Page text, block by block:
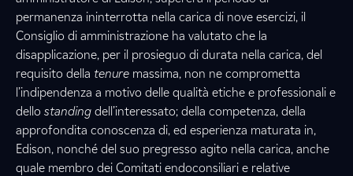
permanenza ininterrotta nella carica di nove esercizi, il
Consiglio di amministrazione ha valutato che la
disapplicazione, per il prosieguo di durata nella carica, del
requisito della tenure massima, non ne comprometta
l’indipendenza a motivo delle qualità etiche e professionali e
dello standing dell’interessato; della competenza, della
approfondita conoscenza di, ed esperienza maturata in,
Edison, nonché del suo pregresso agito nella carica, anche
quale membro dei Comitati endoconsiliari e relative